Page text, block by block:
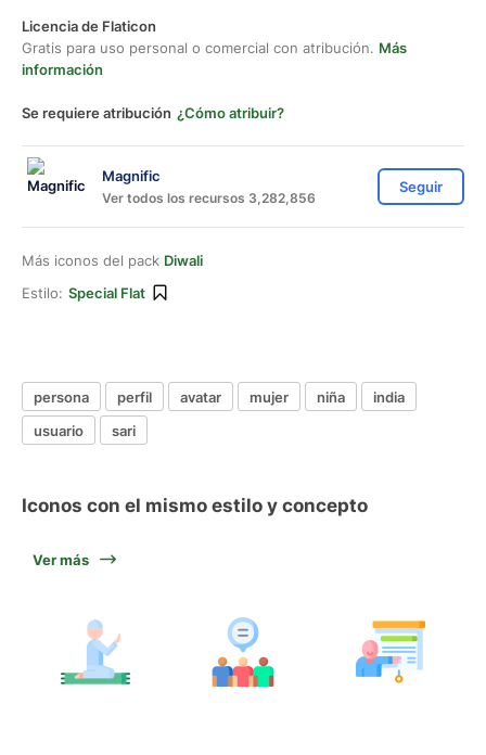
Licencia de Flaticon
Gratis para uso personal o comercial con atribución. Más
información
Se requiere atribución ¿Cómo atribuir?
Magnific
Ver todos los recursos 3,282,856
Seguir
Más iconos del pack Diwali
Estilo: Special Flat
persona perfil avatar mujer niña
india
usuario
sari
Iconos con el mismo estilo y concepto
Ver más